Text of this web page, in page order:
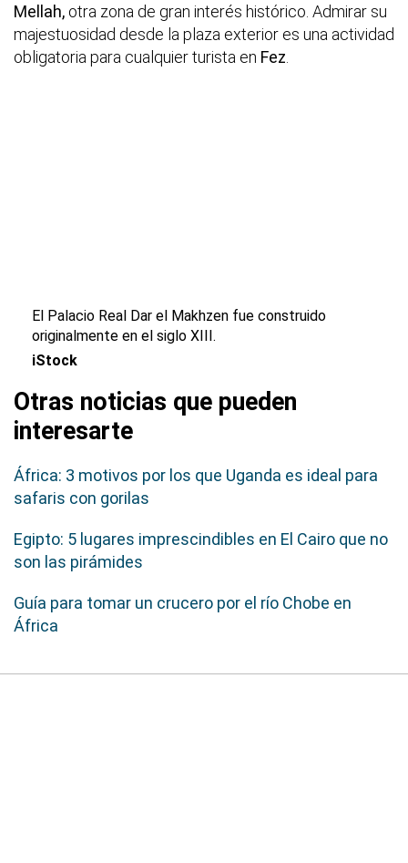
Mellah, otra zona de gran interés histórico. Admirar su
majestuosidad desde la plaza exterior es una actividad
obligatoria para cualquier turista en Fez.
El Palacio Real Dar el Makhzen fue construido
originalmente en el siglo XIII.
iStock
Otras noticias que pueden
interesarte
África: 3 motivos por los que Uganda es ideal para
safaris con gorilas
Egipto: 5 lugares imprescindibles en El Cairo que no
son las pirámides
Guía para tomar un crucero por el río Chobe en
África